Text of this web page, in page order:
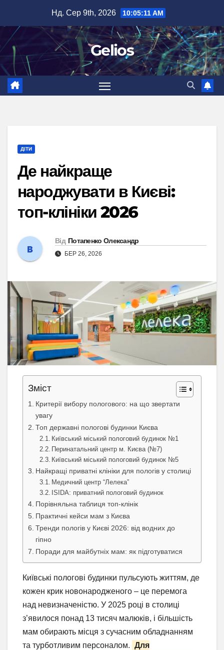
вмісту
Нд. Сер 9th, 2026 10:05:12 AM
Gelios
ДІТИ
Де найкраще
народжувати в Києві:
топ-клініки 2026
Від Потапенко Олександр
БЕР 26, 2026
Зміст
Критерії вибору пологового: на що звертати
увагу
Топ державні пологові будинки Києва
Київський міський пологовий будинок №1
Перинатальний центр м. Києва (№7)
Київський міський пологовий будинок №5
Найкращі приватні клініки для пологів у столиці
Медичний центр “Лелека”
ISIDA: приватний пологовий будинок
Порівняльна таблиця топ-клінік
Практичні кейси мам з Києва
Тренди пологів у Києві 2026: від водних до
гіпно
Поради для майбутніх мам: як підготуватися
Київські пологові будинки пульсують життям, де
кожен крик новонародженого – це перемога
над невизначеністю. У 2025 році в столиці
з’явилося понад 13 тисяч малюків, і більшість
мам обирають місця з сучасним обладнанням
та турботливим персоналом. Для